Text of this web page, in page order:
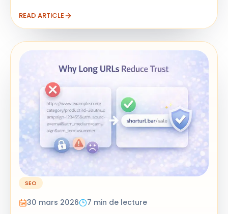
READ ARTICLE
SEO
30 mars 2026 7 min de lecture